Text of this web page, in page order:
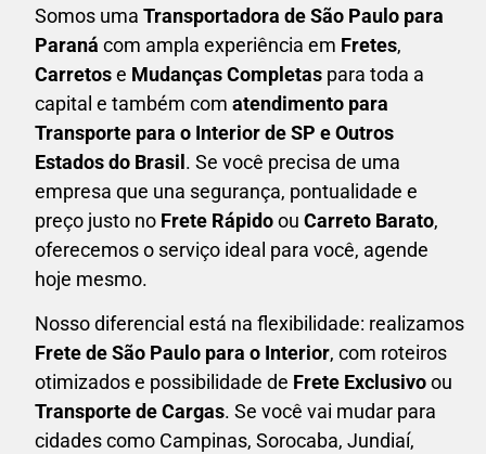
Somos uma Transportadora de São Paulo para
Paraná com ampla experiência em Fretes,
Carretose Mudanças Completas para toda a
capital e também com atendimento para
Transporte para o Interior de SP e Outros
Estados do Brasil . Se você precisa de uma
empresa que una segurança, pontualidade e
preço justo no Frete Rápidoou Carreto Barato,
oferecemos o serviço ideal para você, agende
hoje mesmo.
Nosso diferencial está na flexibilidade: realizamos
Frete de São Paulo para o Interior, com roteiros
otimizados e possibilidade de Frete Exclusivoou
Transporte de Cargas. Se você vai mudar para
cidades como Campinas, Sorocaba, Jundiaí,